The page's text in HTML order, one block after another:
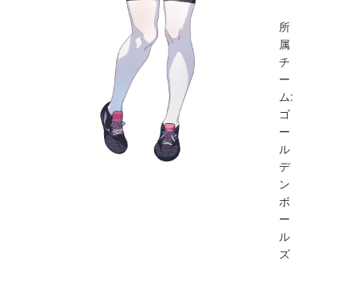
所
属
チ
ー
ム:
ゴ
ー
ル
デ
ン
ボ
ー
ル
ズ